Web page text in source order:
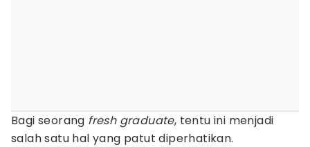
Bagi seorang fresh graduate, tentu ini menjadi
salah satu hal yang patut diperhatikan.